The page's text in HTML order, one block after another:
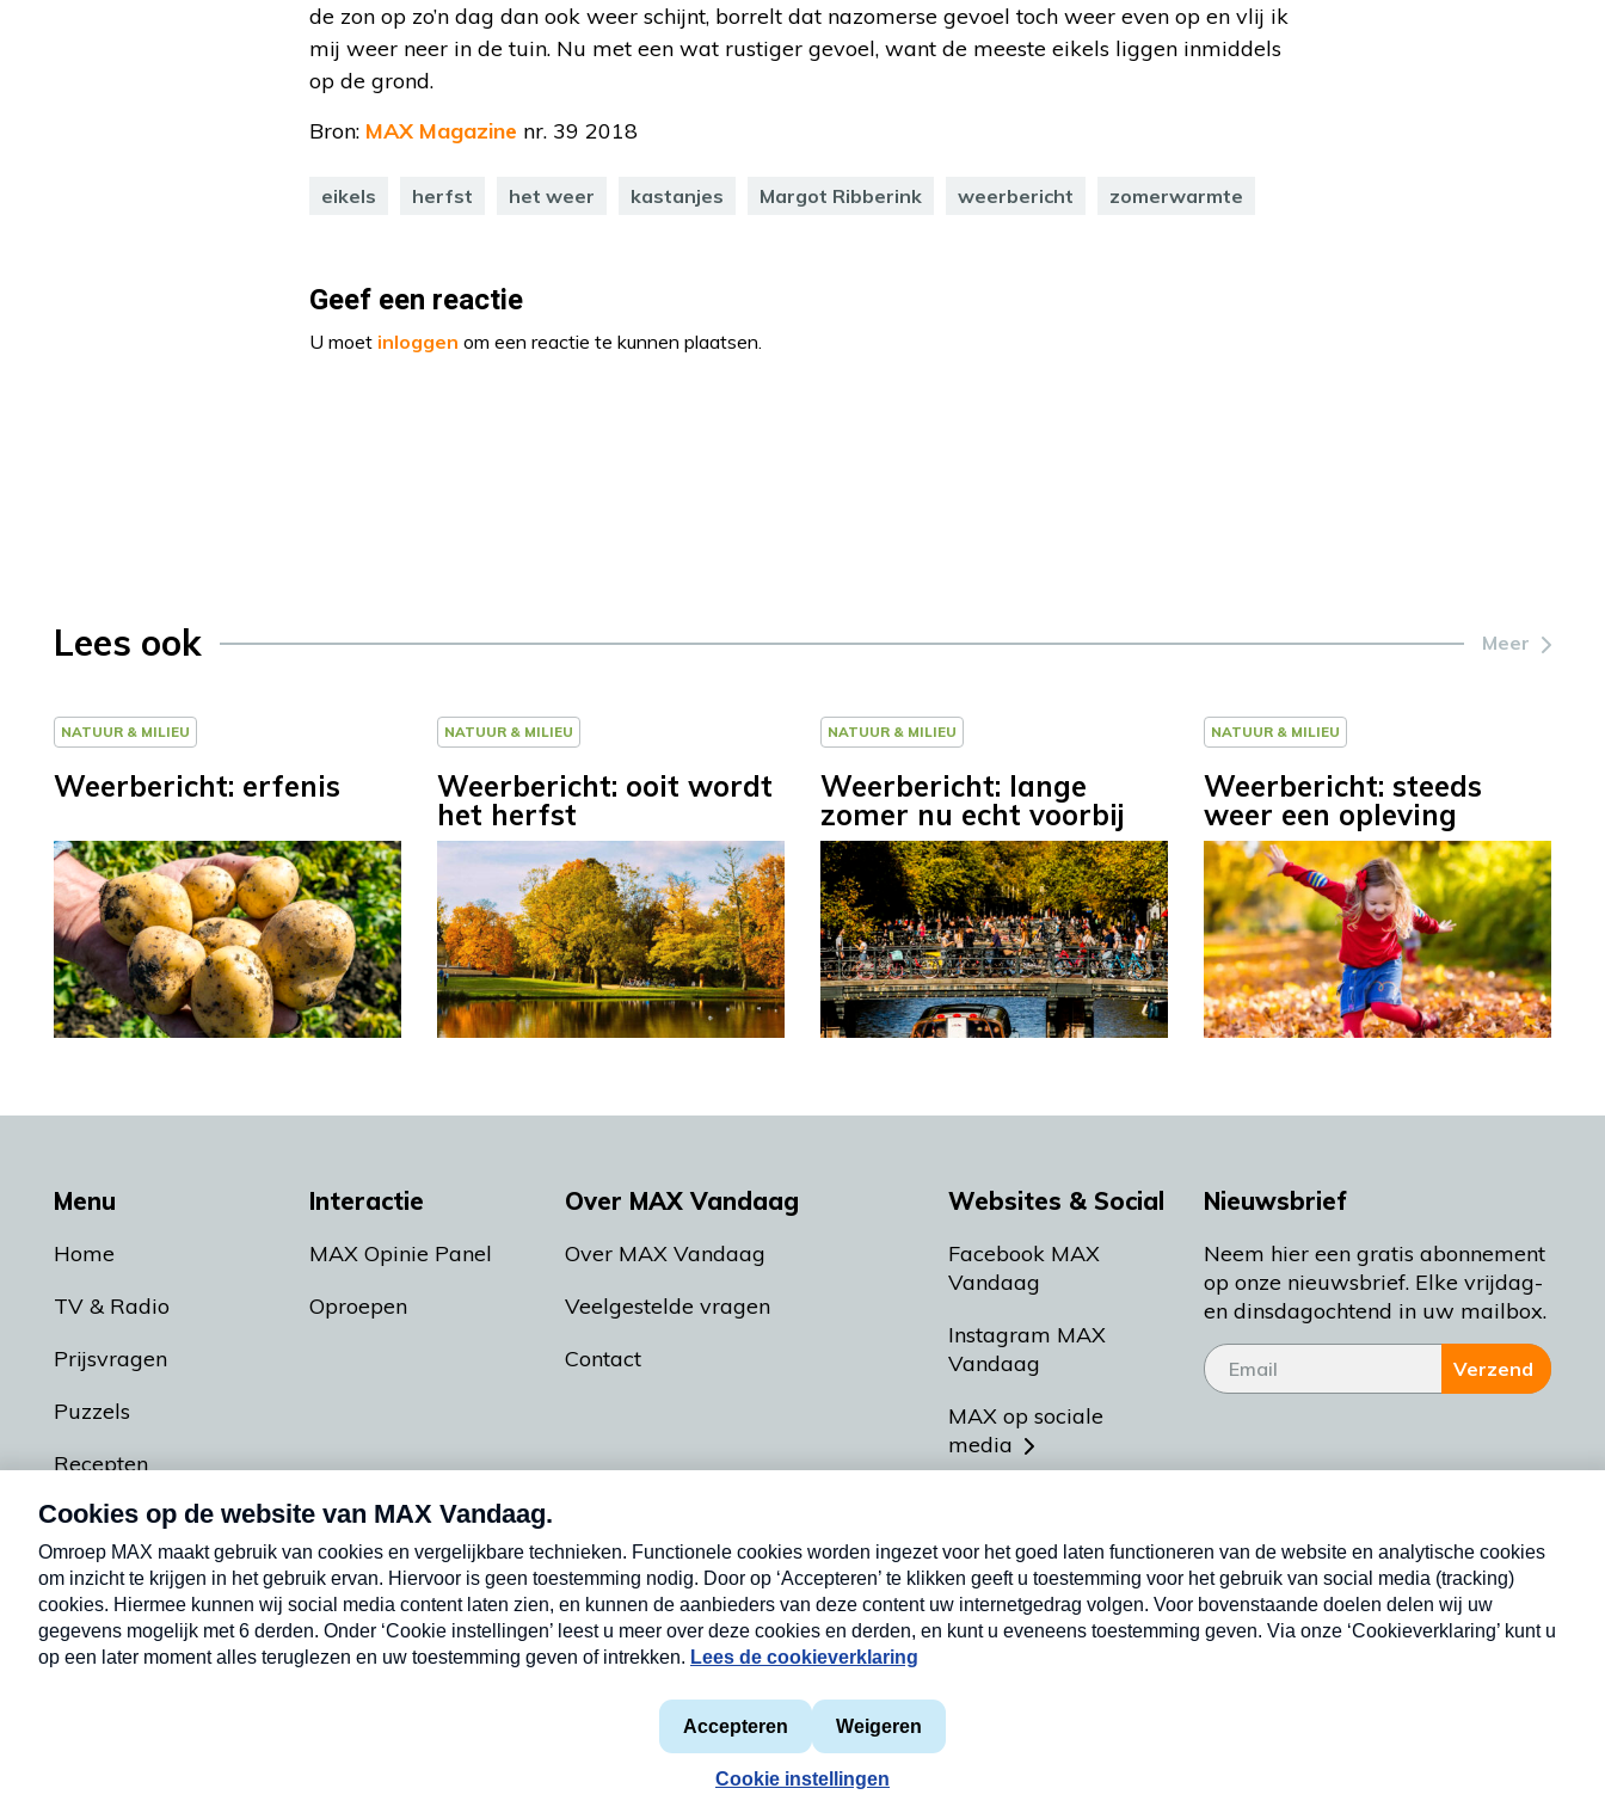
de zon op zo’n dag dan ook weer schijnt, borrelt dat nazomerse gevoel toch weer even op en vlij ik
mij weer neer in de tuin. Nu met een wat rustiger gevoel, want de meeste eikels liggen inmiddels
op de grond.
Bron: MAX Magazine nr. 39 2018
eikels herfst het weer kastanjes Margot Ribberink weerbericht zomerwarmte
Geef een reactie
U moet inloggen om een reactie te kunnen plaatsen.
Lees ook Meer
NATUUR & MILIEU
Weerbericht: erfenis
NATUUR & MILIEU
Weerbericht: ooit wordt
het herfst
NATUUR & MILIEU
Weerbericht: lange
zomer nu echt voorbij
NATUUR & MILIEU
Weerbericht: steeds
weer een opleving
Menu
Home
TV & Radio
Prijsvragen
Puzzels
Recepten
Podcasts
Interactie
MAX Opinie Panel
Oproepen
Over MAX Vandaag
Over MAX Vandaag
Veelgestelde vragen
Contact
Websites & Social
Facebook MAX
Vandaag
Instagram MAX
Vandaag
MAX op sociale
media
Meldpunt Actueel
Heel Holland Bakt
Nieuwsbrief
Neem hier een gratis abonnement
op onze nieuwsbrief. Elke vrijdag-
en dinsdagochtend in uw mailbox.
Verzend
Privacyverklaring
Cookieverklaring
Nieuwsbrief
Neem hier een gratis abonnement op onze